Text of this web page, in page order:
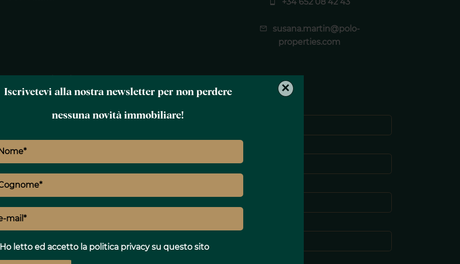
Iscrivetevi alla nostra newsletter per non perdere
nessuna novità immobiliare!
Ho letto ed accetto la politica privacysu questo sito
×
susana.martin@polo-
properties.com